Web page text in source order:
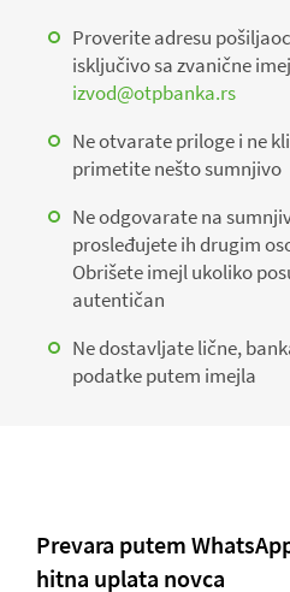
Proverite adresu
isključivo sa zvanične
izvod@otpbanka.rs
Ne otvarate priloge i ne
primetite nešto sumnjivo
Ne odgovarate na
prosleđujete ih drugim
Obrišete imejl ukoliko
autentičan
Ne dostavljate lične,
podatke putem imejla
Prevara putem
hitna uplata novca